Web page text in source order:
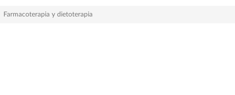
Farmacoterapia y dietoterapia